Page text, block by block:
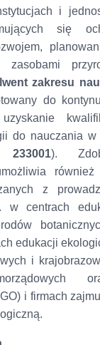
i
się
zasobami
zakresu
do
do nauczania w
).
z
w centrach
edukacji
i
i firmach